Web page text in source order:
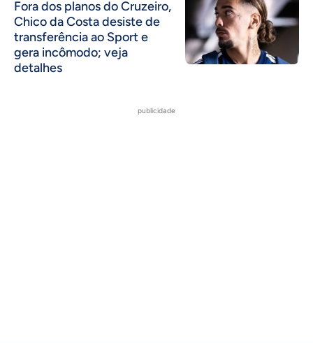
Fora dos planos do Cruzeiro,
Chico da Costa desiste de
transferência ao Sport e
gera incômodo; veja
detalhes
publicidade